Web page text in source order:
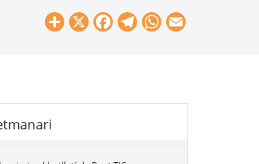
Share
X Facebook
Telegram
WhatsApp